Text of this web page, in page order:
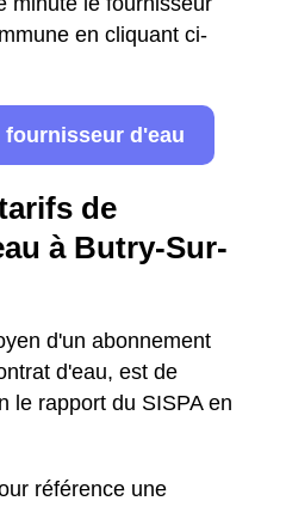
en cliquant ci-
d'eau
de
à Butry-Sur-
d'un abonnement
d'eau, est de
le rapport du SISPA en
référence une